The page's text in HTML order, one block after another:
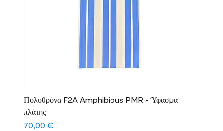
Πολυθρόνα F2A Amphibious PMR - Ύφασμα
πλάτης
Τιμή
70,00 €